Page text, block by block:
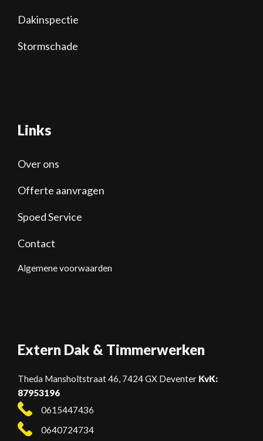
Dakinspectie
Stormschade
Links
Over ons
Offerte aanvragen
Spoed Service
Contact
Algemene voorwaarden
Extern Dak & Timmerwerken
Theda Mansholtstraat 46, 7424 GX Deventer KvK:
87953196
0615447436
0640724734